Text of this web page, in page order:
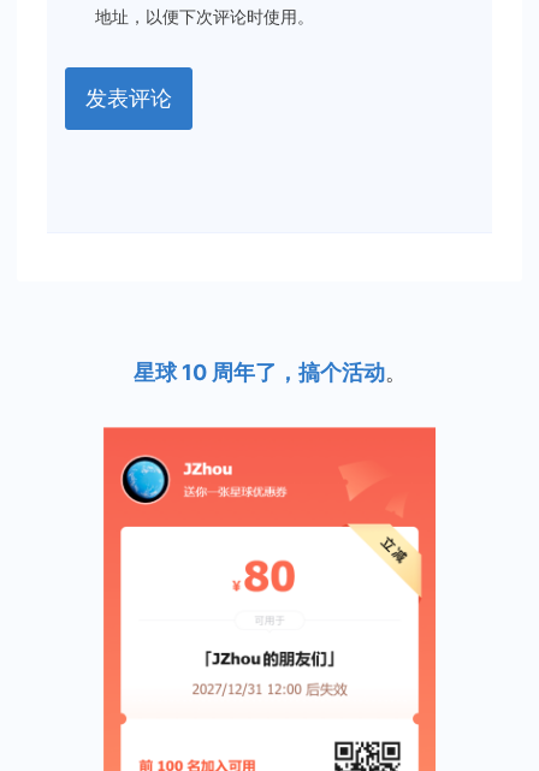
地址，以便下次评论时使用。
星球 10 周年了，搞个活动。